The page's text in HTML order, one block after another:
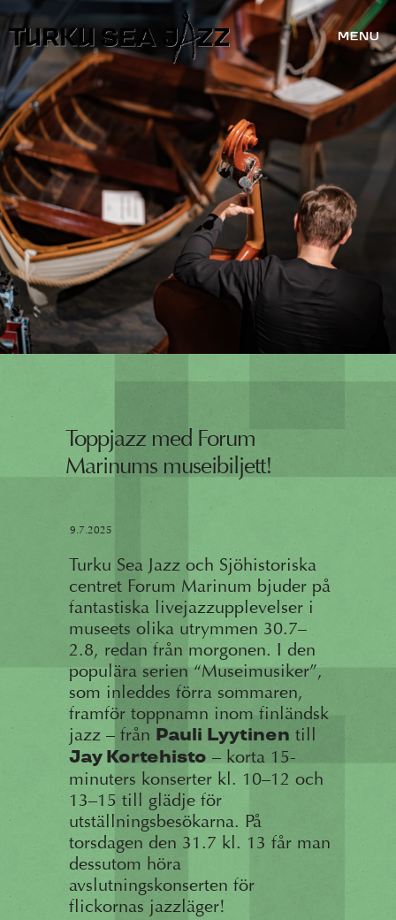
Toppjazz med Forum
Marinums museibiljett!
9.7.2025
Turku Sea Jazz och Sjöhistoriska
centret Forum Marinum bjuder på
fantastiska livejazzupplevelser i
museets olika utrymmen 30.7–
2.8, redan från morgonen. I den
populära serien “Museimusiker”,
som inleddes förra sommaren,
framför toppnamn inom finländsk
jazz – från Pauli Lyytinen till
Jay Kortehisto – korta 15-
minuters konserter kl. 10–12 och
13–15 till glädje för
utställningsbesökarna. På
torsdagen den 31.7 kl. 13 får man
dessutom höra
avslutningskonserten för
flickornas jazzläger!